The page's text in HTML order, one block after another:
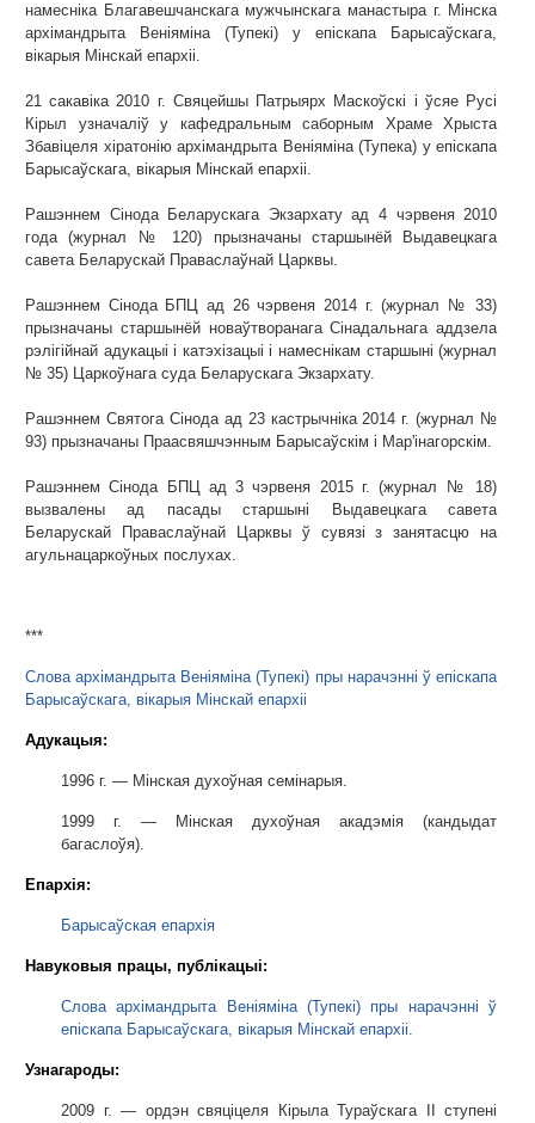
намесніка Благавешчанскага мужчынскага манастыра г. Мінска
архімандрыта Веніяміна (Тупекі) у епіскапа Барысаўскага,
вікарыя Мінскай епархіі.
21 сакавіка 2010 г. Свяцейшы Патрыярх Маскоўскі і ўсяе Русі
Кірыл узначаліў у кафедральным саборным Храме Хрыста
Збавіцеля хіратонію архімандрыта Веніяміна (Тупека) у епіскапа
Барысаўскага, вікарыя Мінскай епархіі.
Рашэннем Сінода Беларускага Экзархату ад 4 чэрвеня 2010
года (журнал № 120) прызначаны старшынёй Выдавецкага
савета Беларускай Праваслаўнай Царквы.
Рашэннем Сінода БПЦ ад 26 чэрвеня 2014 г. (журнал № 33)
прызначаны старшынёй новаўтворанага Сінадальнага аддзела
рэлігійнай адукацыі і катэхізацыі і намеснікам старшыні (журнал
№ 35) Царкоўнага суда Беларускага Экзархату.
Рашэннем Святога Сінода ад 23 кастрычніка 2014 г. (журнал №
93) прызначаны Праасвяшчэнным Барысаўскім і Мар'інагорскім.
Рашэннем Сінода БПЦ ад 3 чэрвеня 2015 г. (журнал № 18)
вызвалены ад пасады старшыні Выдавецкага савета
Беларускай Праваслаўнай Царквы ў сувязі з занятасцю на
агульнацаркоўных послухах.
***
Слова архімандрыта Веніяміна (Тупекі) пры нарачэнні ў епіскапа
Барысаўскага, вікарыя Мінскай епархіі
Адукацыя:
1996 г. — Мінская духоўная семінарыя.
1999 г. — Мінская духоўная акадэмія (кандыдат
багаслоўя).
Епархія:
Барысаўская епархія
Навуковыя працы, публікацыі:
Слова архімандрыта Веніяміна (Тупекі) пры нарачэнні ў
епіскапа Барысаўскага, вікарыя Мінскай епархіі.
Узнагароды:
2009 г. — ордэн свяціцеля Кірыла Тураўскага II ступені